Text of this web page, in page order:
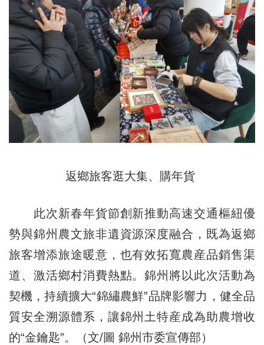
返鄉旅客逛大集、購年貨
此次新春年貨節創新推動高速交通樞紐優
勢與錦州農文旅非遺資源深度融合，既為返鄉
旅客增添旅途暖意，也有效拓寬農産品銷售渠
道、激活鄉村消費熱點。錦州將以此次活動為
契機，持續擴大“錦繡農鮮”品牌影響力，健全品
質安全溯源體系，讓錦州土特産成為助農增收
的“金鑰匙”。（文/圖 錦州市委宣傳部）